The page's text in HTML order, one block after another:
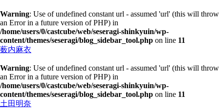
Warning: Use of undefined constant url - assumed 'url' (this will throw
an Error in a future version of PHP) in
/home/users/0/castcube/web/seseragi-shinkyuin/wp-
content/themes/seseragi/blog_sidebar_tool.php on line 11
薮内麻衣
Warning: Use of undefined constant url - assumed 'url' (this will throw
an Error in a future version of PHP) in
/home/users/0/castcube/web/seseragi-shinkyuin/wp-
content/themes/seseragi/blog_sidebar_tool.php on line 11
土田明奈